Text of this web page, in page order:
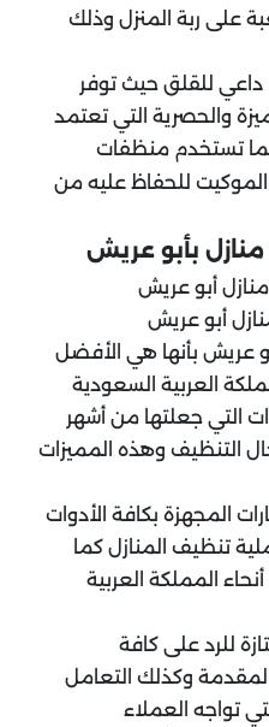
على ربة المنزل وذلك
داعي للقلق حيث توفر
والحصرية التي تعتمد
تستخدم منظفات
للحفاظ عليه من
بأبو عريش
أبو عريش
عريش بأنها هي الأفضل
العربية السعودية
التي جعلتها من أشهر
التنظيف وهذه المميزات
المجهزة بكافة الأدوات
تنظيف المنازل كما
المملكة العربية
للرد على كافة
وكذلك التعامل
تواجه العملاء